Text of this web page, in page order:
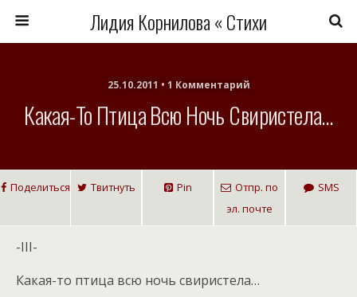
Лидия Корнилова « Стихи
25.10.2011 • 1 Комментарий
Какая-То Птица Всю Ночь Свиристела…
Поделиться Твитнуть Pin
Отпр. по
эл. почте
SMS
-III-
Какая-то птица всю ночь свиристела…